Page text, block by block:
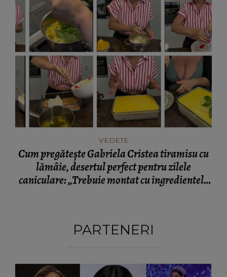
VEDETE
Cum pregătește Gabriela Cristea tiramisu cu
lămâie, desertul perfect pentru zilele
caniculare: „Trebuie montat cu ingredientele
PARTENERI